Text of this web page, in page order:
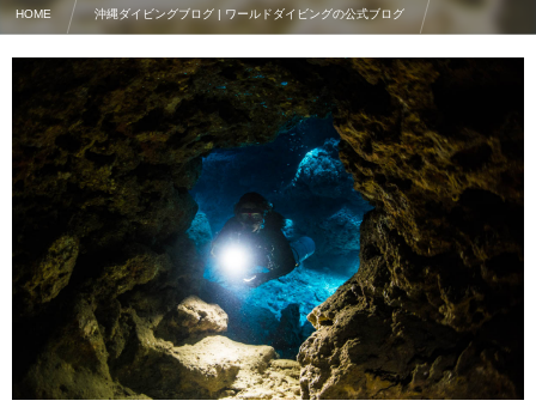
HOME 沖縄ダイビングブログ | ワールドダイビングの公式ブログ
沖縄のスキューバダイビング情報
沖縄の地形ダイビングポイント【地形派ダイバー必見】厳選3選